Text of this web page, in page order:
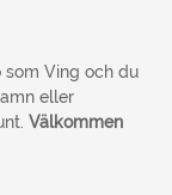
som Ving och du
eller
Välkommen